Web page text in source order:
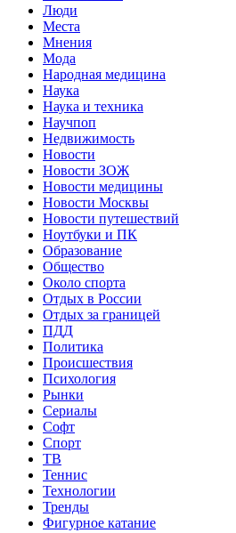
Люди
Места
Мнения
Мода
Народная медицина
Наука
Наука и техника
Научпоп
Недвижимость
Новости
Новости ЗОЖ
Новости медицины
Новости Москвы
Новости путешествий
Ноутбуки и ПК
Образование
Общество
Около спорта
Отдых в России
Отдых за границей
ПДД
Политика
Происшествия
Психология
Рынки
Сериалы
Софт
Спорт
ТВ
Теннис
Технологии
Тренды
Фигурное катание